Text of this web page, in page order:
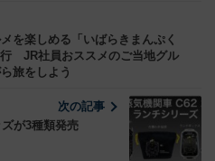
を楽しめる「いばらきまんぷく
行 JR社員おススメのご当地グル
旅をしよう
次の記事
が3種類発売